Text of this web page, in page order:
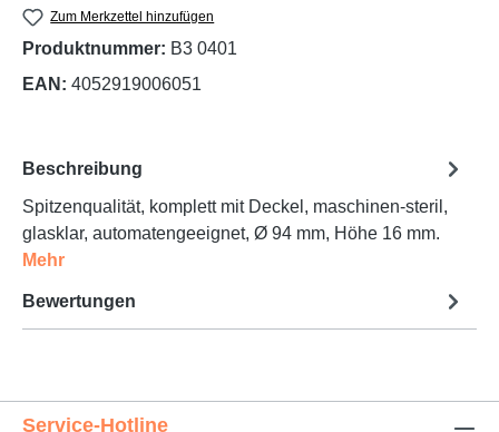
Zum Merkzettel hinzufügen
Produktnummer: B3 0401
EAN: 4052919006051
Beschreibung
Spitzenqualität, komplett mit Deckel, maschinen-steril,
glasklar, automatengeeignet, Ø 94 mm, Höhe 16 mm.
Mehr
Bewertungen
Service-Hotline